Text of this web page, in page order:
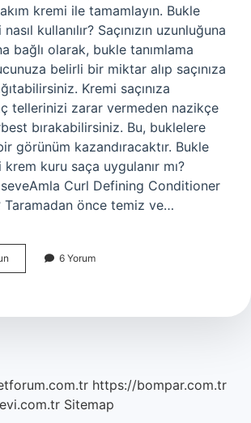
kremi ile tamamlayın. Bukle
kullanılır? Saçınızın uzunluğuna
bağlı olarak, bukle tanımlama
belirli bir miktar alıp saçınıza
Kremi saçınıza
tellerinizi zarar vermeden nazikçe
bırakabilirsiniz. Bu, buklelere
görünüm kazandıracaktır. Bukle
kuru saça uygulanır mı?
Curl Defining Conditioner
Taramadan önce temiz ve…
Rocher
Nasıl
6 Yorum
https://bompar.com.tr
Sitemap